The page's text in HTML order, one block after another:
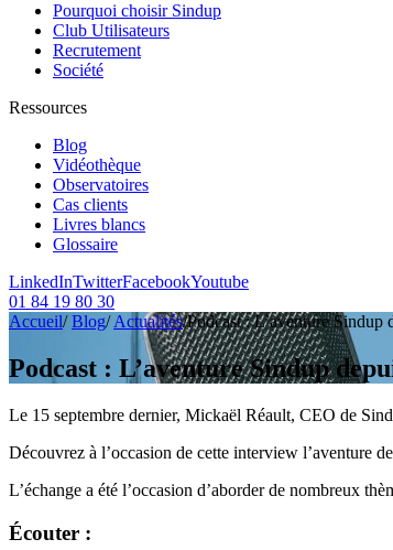
Pourquoi choisir Sindup
Club Utilisateurs
Recrutement
Société
Ressources
Blog
Vidéothèque
Observatoires
Cas clients
Livres blancs
Glossaire
LinkedInTwitterFacebookYoutube
01 84 19 80 30
Accueil/ Blog/ Actualités/Podcast : L’aventure Sindup
Podcast : L’aventure Sindup
Le 15 septembre dernier, Mickaël Réault, CEO de
Découvrez à l’occasion de cette interview l’aventure
L’échange a été l’occasion d’aborder de nombreux
Écouter :